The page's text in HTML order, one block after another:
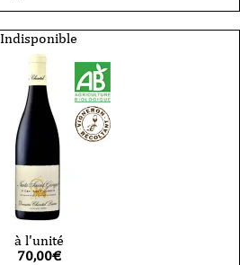
Indisponible
à l'unité
70,00€